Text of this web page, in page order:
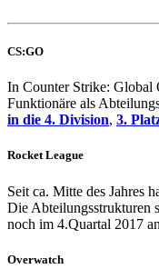
CS:GO
In Counter Strike: Global
Funktionäre als
in die 4. Division, 3.
Rocket League
Seit ca. Mitte des Jahres
Die Abteilungsstrukturen
noch im 4.Quartal 2017
Overwatch